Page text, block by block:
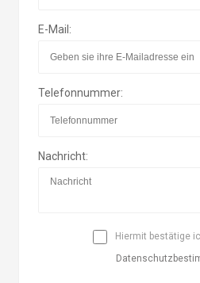
E-Mail:
Telefonnummer:
Nachricht:
Hiermit bestätige